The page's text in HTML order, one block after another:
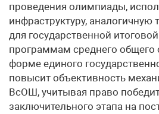
проведения олимпиады,
инфраструктуру, аналогичную
для государственной
программам среднего общего
форме единого
повысит объективность
ВсОШ, учитывая право
заключительного этапа на